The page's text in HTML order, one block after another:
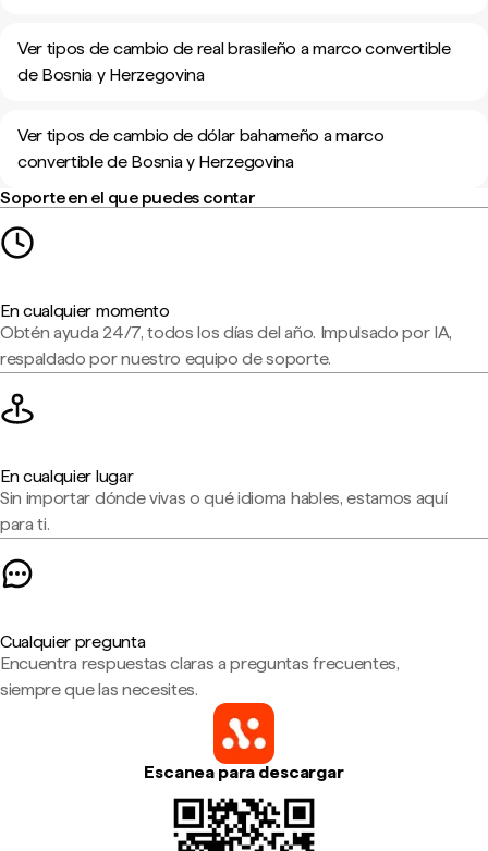
Ver tipos de cambio de real brasileño a marco convertible
de Bosnia y Herzegovina
Ver tipos de cambio de dólar bahameño a marco
convertible de Bosnia y Herzegovina
Soporte en el que puedes contar
En cualquier momento
Obtén ayuda 24/7, todos los días del año. Impulsado por IA,
respaldado por nuestro equipo de soporte.
En cualquier lugar
Sin importar dónde vivas o qué idioma hables, estamos aquí
para ti.
Cualquier pregunta
Encuentra respuestas claras a preguntas frecuentes,
siempre que las necesites.
Escanea para descargar